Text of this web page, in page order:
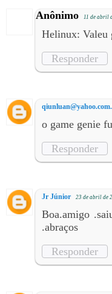
Anônimo 11 de abril
Helinux: Valeu
Responder
o game genie
Responder
Jr Júnior 23 de abril de
Boa.amigo
.abraços
Responder